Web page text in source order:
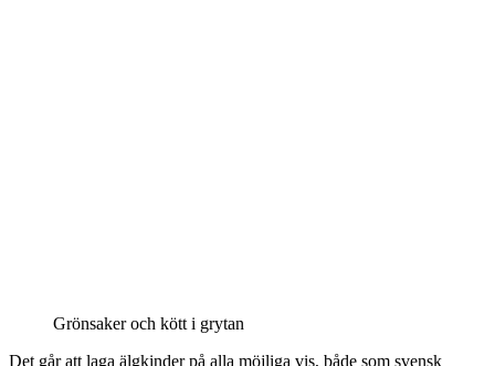
Grönsaker och kött i grytan
Det går att laga älgkinder på alla möjliga vis, både som svensk